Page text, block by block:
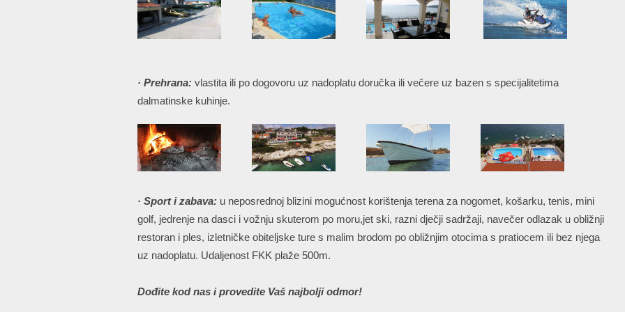
· Prehrana: vlastita ili po dogovoru uz nadoplatu doručka ili večere uz bazen s specijalitetima
dalmatinske kuhinje.
· Sport i zabava: u neposrednoj blizini mogućnost korištenja terena za nogomet, košarku, tenis, mini
golf, jedrenje na dasci i vožnju skuterom po moru,jet ski, razni dječji sadržaji, navečer odlazak u obližnji
restoran i ples, izletničke obiteljske ture s malim brodom po obližnjim otocima s pratiocem ili bez njega
uz nadoplatu. Udaljenost FKK plaže 500m.
Dođite kod nas i provedite Vaš najbolji odmor!